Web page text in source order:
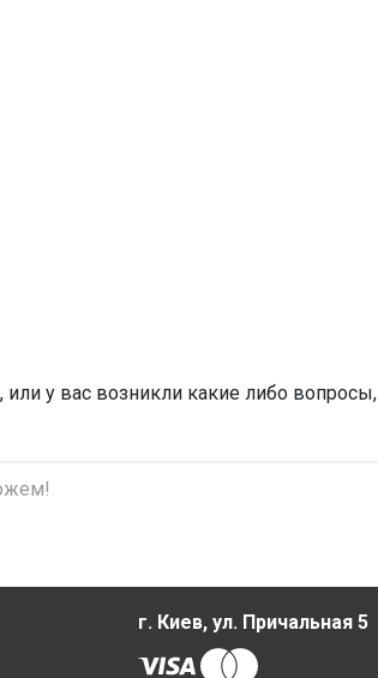
у вас возникли какие либо вопросы,
г. Киев, ул. Причальная 5